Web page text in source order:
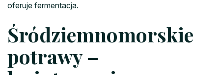
oferuje fermentacja.
Śródziemnomorskie
potrawy –